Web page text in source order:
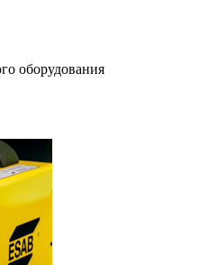
оборудования